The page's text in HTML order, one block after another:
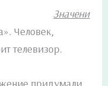
Значени
Человек,
телевизор.